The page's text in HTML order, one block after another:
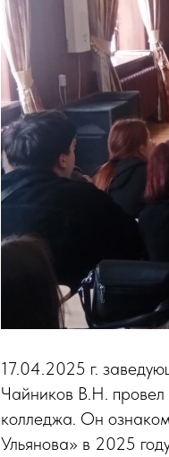
17.04.2025 г.
Чайников В.Н. провел
колледжа. Он
Ульянова» в 2025